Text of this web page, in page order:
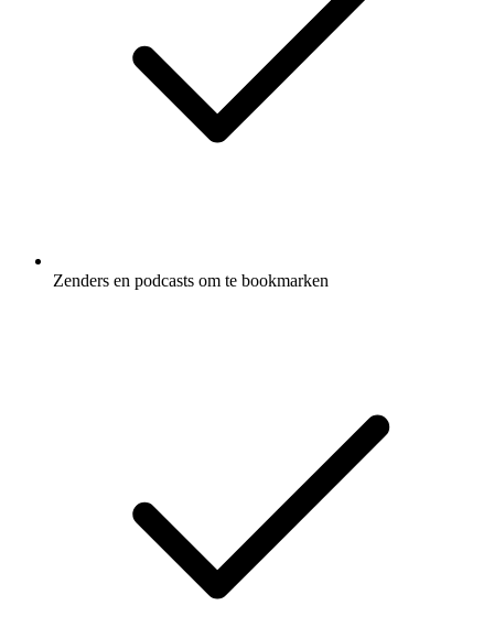
Zenders en podcasts om te bookmarken